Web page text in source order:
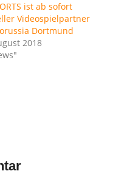
ist ab sofort
Videospielpartner
Dortmund
2018